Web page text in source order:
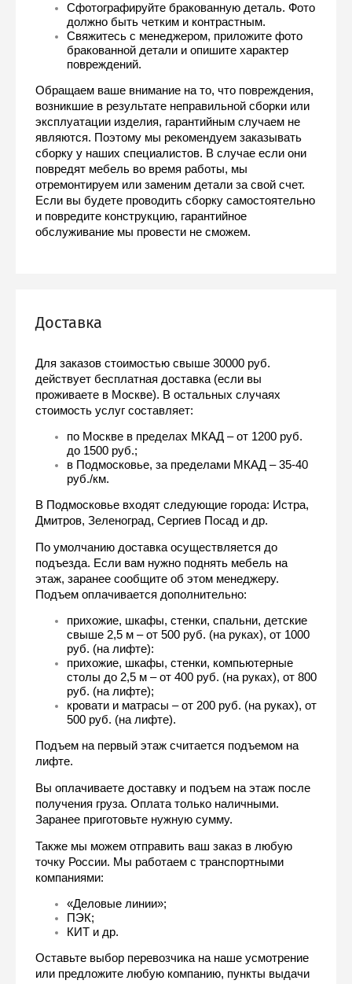
Сфотографируйте бракованную деталь. Фото
должно быть четким и контрастным.
Свяжитесь с менеджером, приложите фото
бракованной детали и опишите характер
повреждений.
Обращаем ваше внимание на то, что повреждения,
возникшие в результате неправильной сборки или
эксплуатации изделия, гарантийным случаем не
являются. Поэтому мы рекомендуем заказывать
сборку у наших специалистов. В случае если они
повредят мебель во время работы, мы
отремонтируем или заменим детали за свой счет.
Если вы будете проводить сборку самостоятельно
и повредите конструкцию, гарантийное
обслуживание мы провести не сможем.
Доставка
Для заказов стоимостью свыше 30000 руб.
действует бесплатная доставка (если вы
проживаете в Москве). В остальных случаях
стоимость услуг составляет:
по Москве в пределах МКАД – от 1200 руб.
до 1500 руб.;
в Подмосковье, за пределами МКАД – 35-40
руб./км.
В Подмосковье входят следующие города: Истра,
Дмитров, Зеленоград, Сергиев Посад и др.
По умолчанию доставка осуществляется до
подъезда. Если вам нужно поднять мебель на
этаж, заранее сообщите об этом менеджеру.
Подъем оплачивается дополнительно:
прихожие, шкафы, стенки, спальни, детские
свыше 2,5 м – от 500 руб. (на руках), от 1000
руб. (на лифте):
прихожие, шкафы, стенки, компьютерные
столы до 2,5 м – от 400 руб. (на руках), от 800
руб. (на лифте);
кровати и матрасы – от 200 руб. (на руках), от
500 руб. (на лифте).
Подъем на первый этаж считается подъемом на
лифте.
Вы оплачиваете доставку и подъем на этаж после
получения груза. Оплата только наличными.
Заранее приготовьте нужную сумму.
Также мы можем отправить ваш заказ в любую
точку России. Мы работаем с транспортными
компаниями:
«Деловые линии»;
ПЭК;
КИТ и др.
Оставьте выбор перевозчика на наше усмотрение
или предложите любую компанию, пункты выдачи